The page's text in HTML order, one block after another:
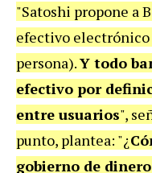
"Satoshi propone a
efectivo electrónico
persona).Y todo
efectivo por
entre usuarios",
punto, plantea: "¿
gobierno de